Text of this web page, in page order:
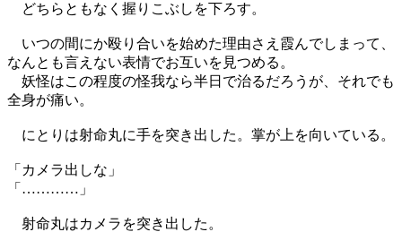
どちらともなく握りこぶしを下ろす。
いつの間にか殴り合いを始めた理由さえ霞んでしまって、
なんとも言えない表情でお互いを見つめる。
妖怪はこの程度の怪我なら半日で治るだろうが、それでも
全身が痛い。
にとりは射命丸に手を突き出した。掌が上を向いている。
「カメラ出しな」
「…………」
射命丸はカメラを突き出した。